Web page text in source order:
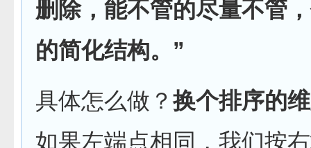
删除，能不管的尽量不管
的简化结构。”
具体怎么做？ 换个排序的
如果左端点相同，我们按